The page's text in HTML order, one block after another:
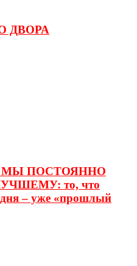
ДВОРА
МЫ ПОСТОЯННО
то, что
– уже «прошлый